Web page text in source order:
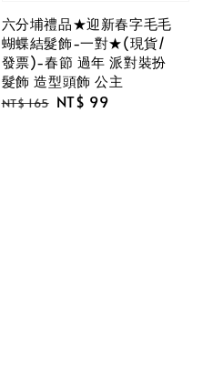
六分埔禮品★迎新春字毛毛
蝴蝶結髮飾-一對★(現貨/
發票)-春節 過年 派對裝扮
髮飾 造型頭飾 公主
Regular
NT$ 165 Sale
NT$ 99